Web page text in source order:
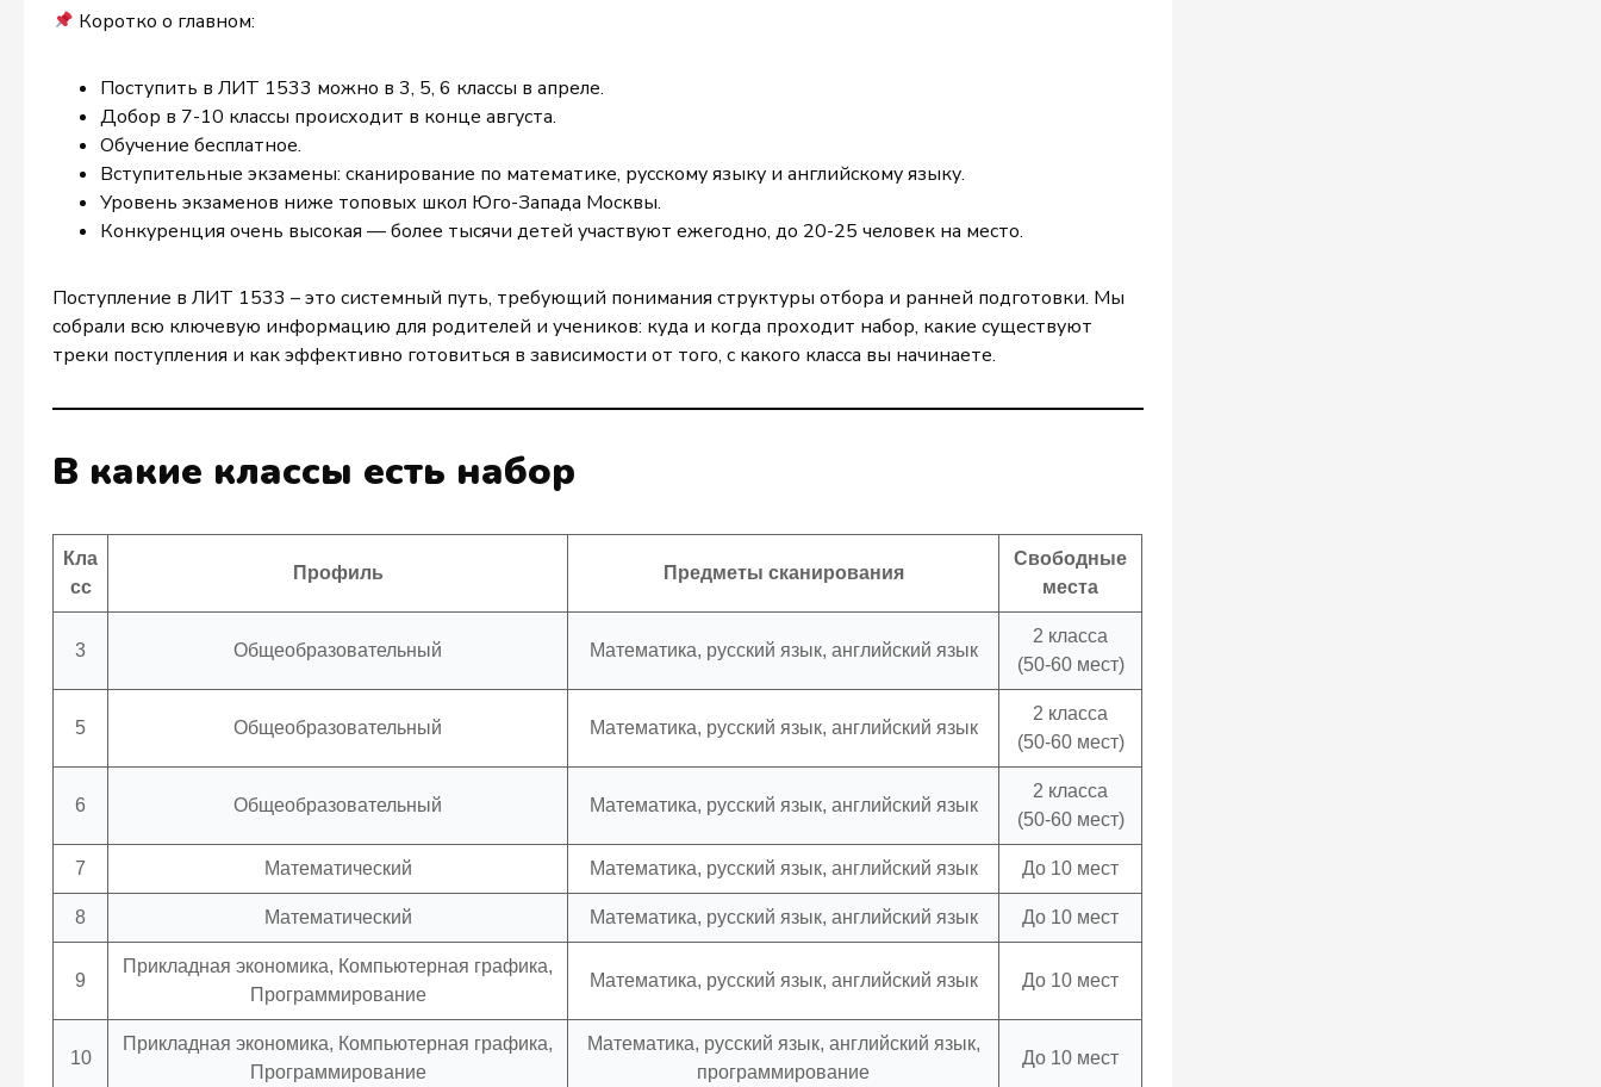
Коротко о главном:
Поступить в ЛИТ 1533 можно в 3, 5, 6 классы в апреле.
Добор в 7-10 классы происходит в конце августа.
Обучение бесплатное.
Вступительные экзамены: сканирование по математике, русскому языку и английскому языку.
Уровень экзаменов ниже топовых школ Юго-Запада Москвы.
Конкуренция очень высокая — более тысячи детей участвуют ежегодно, до 20-25 человек на место.
Поступление в ЛИТ 1533 – это системный путь, требующий понимания структуры отбора и ранней подготовки. Мы
собрали всю ключевую информацию для родителей и учеников: куда и когда проходит набор, какие существуют
треки поступления и как эффективно готовиться в зависимости от того, с какого класса вы начинаете.
В какие классы есть набор
Кла
сс
Профиль Предметы сканирования
Свободные
места
3 Общеобразовательный Математика, русский язык, английский язык
2 класса
(50-60 мест)
5 Общеобразовательный Математика, русский язык, английский язык
2 класса
(50-60 мест)
6 Общеобразовательный Математика, русский язык, английский язык
2 класса
(50-60 мест)
7 Математический Математика, русский язык, английский язык До 10 мест
8 Математический Математика, русский язык, английский язык До 10 мест
9
Прикладная экономика, Компьютерная графика,
Программирование
Математика, русский язык, английский язык До 10 мест
10
Прикладная экономика, Компьютерная графика,
Программирование
Математика, русский язык, английский язык,
программирование
До 10 мест